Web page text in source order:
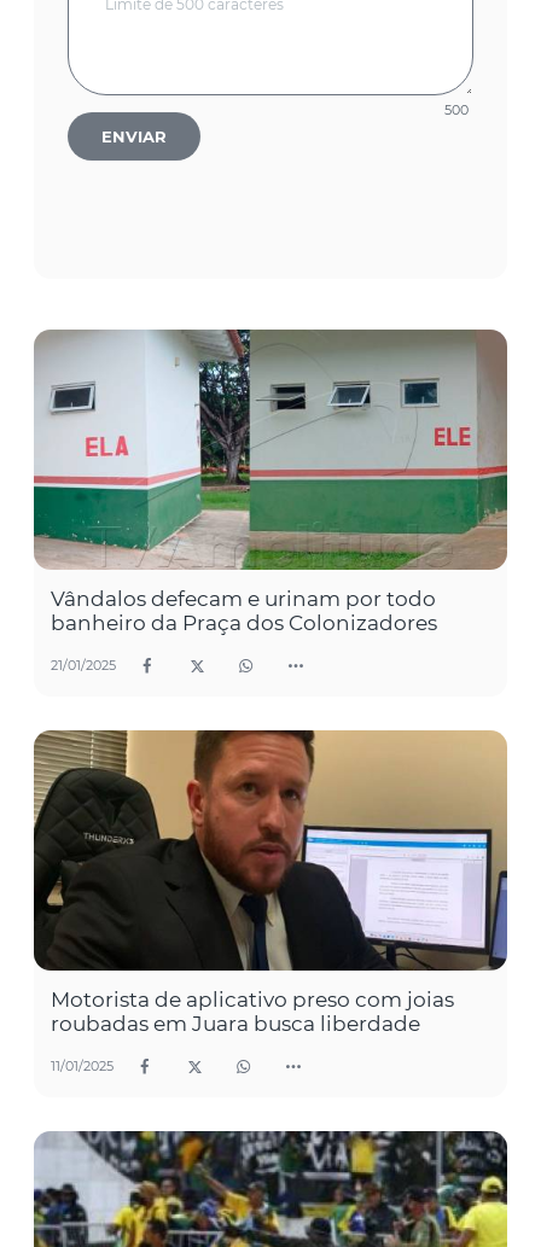
500
ENVIAR
Vândalos defecam e urinam por todo
banheiro da Praça dos Colonizadores
21/01/2025
Motorista de aplicativo preso com joias
roubadas em Juara busca liberdade
11/01/2025